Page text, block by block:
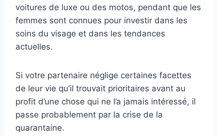
voitures de luxe ou des motos, pendant que les
femmes sont connues pour investir dans les
soins du visage et dans les tendances
actuelles.
Si votre partenaire néglige certaines facettes
de leur vie qu’il trouvait prioritaires avant au
profit d’une chose qui ne l’a jamais intéressé, il
passe probablement par la crise de la
quarantaine.